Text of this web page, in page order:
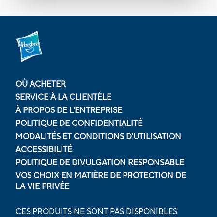
OÙ ACHETER
SERVICE À LA CLIENTÈLE
À PROPOS DE L'ENTREPRISE
POLITIQUE DE CONFIDENTIALITÉ
MODALITÉS ET CONDITIONS D'UTILISATION
ACCESSIBILITÉ
POLITIQUE DE DIVULGATION RESPONSABLE
VOS CHOIX EN MATIÈRE DE PROTECTION DE
LA VIE PRIVÉE
CES PRODUITS NE SONT PAS DISPONIBLES